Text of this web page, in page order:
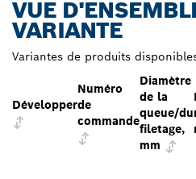
VUE
VARIANTE
Variantes de produits
Développer
Numéro
de
commande
Diamètre
de la
queue/du
filetage,
mm